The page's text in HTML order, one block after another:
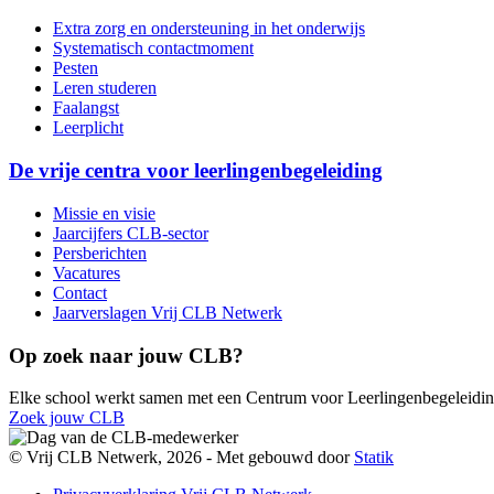
Extra zorg en ondersteuning in het onderwijs
Systematisch contactmoment
Pesten
Leren studeren
Faalangst
Leerplicht
De vrije centra voor leerlingenbegeleiding
Missie en visie
Jaarcijfers CLB-sector
Persberichten
Vacatures
Contact
Jaarverslagen Vrij CLB Netwerk
Op zoek naar jouw CLB?
Elke school werkt samen met een Centrum voor
Zoek jouw CLB
© Vrij CLB Netwerk, 2026 - Met gebouwd door Statik